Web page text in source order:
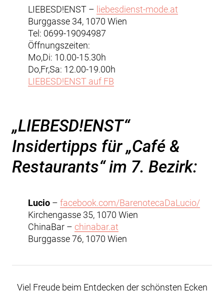
LIEBESD!ENST – liebesdienst-mode.at
Burggasse 34, 1070 Wien
Tel: 0699-19094987
Öffnungszeiten:
Mo,Di: 10.00-15.30h
Do,Fr,Sa: 12.00-19.00h
LIEBESD!ENST auf FB
„LIEBESD!ENST“
Insidertipps für „Café &
Restaurants“ im 7. Bezirk:
Lucio – facebook.com/BarenotecaDaLucio/
Kirchengasse 35, 1070 Wien
ChinaBar – chinabar.at
Burggasse 76, 1070 Wien
Viel Freude beim Entdecken der schönsten Ecken